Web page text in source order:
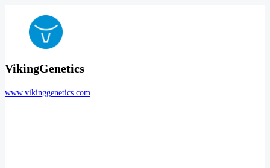
VikingGenetics
www.vikinggenetics.com